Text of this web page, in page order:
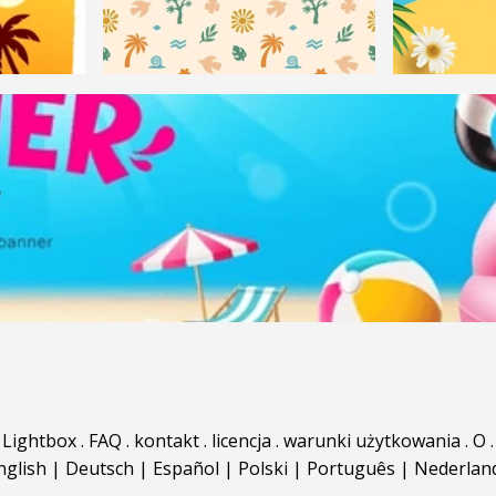
Lightbox. FAQ . kontakt. licencja . warunki użytkowania . O .
| Deutsch | Español | Polski | Português |